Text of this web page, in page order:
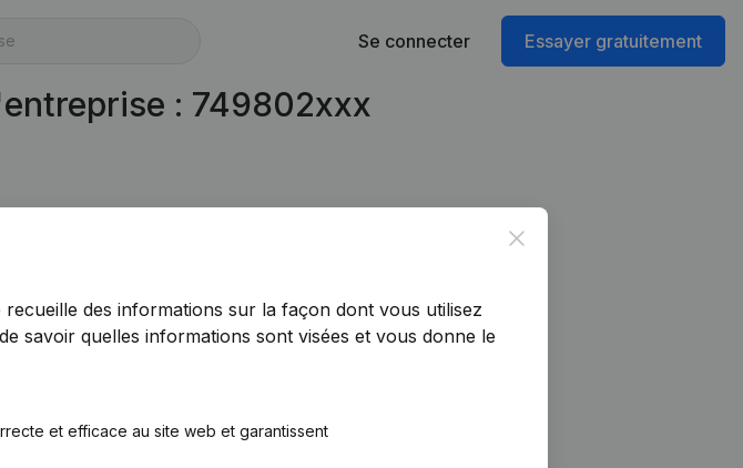
Se connecter Essayer gratuitement
: 749802xxx
Close
des informations sur la façon dont vous utilisez
savoir quelles informations sont visées et vous donne le
et efficace au site web et garantissent